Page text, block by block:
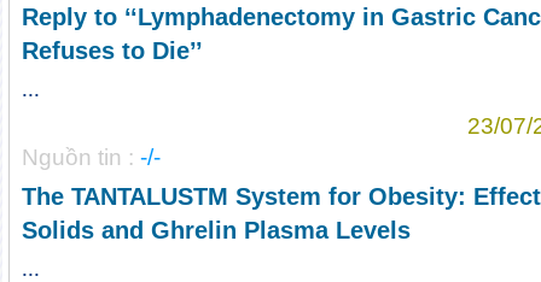
Reply to ‘‘Lymphadenectomy in Gastric
Refuses to Die’’
...
23/07/
Nguồn tin : -/-
The TANTALUSTM System for Obesity:
Solids and Ghrelin Plasma Levels
...